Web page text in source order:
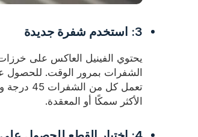
3: استخدم شفرة جديدة
يحتوي الفينيل العاكس على
الشفرات بمرور الوقت. للحصول
الأكثر سمكًا أو المعقدة.